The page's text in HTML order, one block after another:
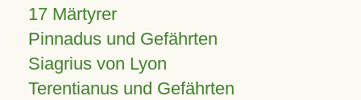
17 Märtyrer
Pinnadus und Gefährten
Siagrius von Lyon
Terentianus und Gefährten